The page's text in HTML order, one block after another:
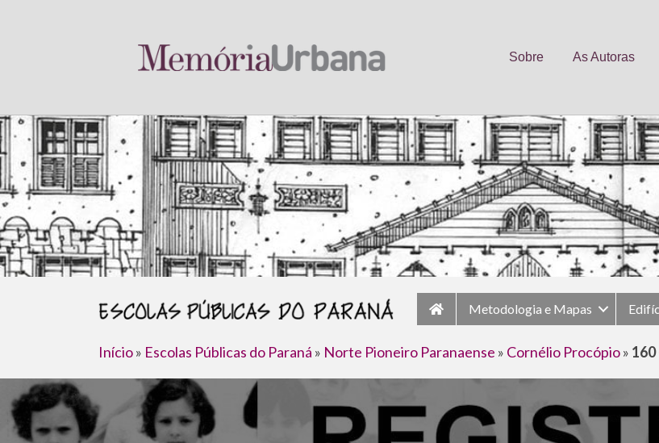
Sobre As Autoras
Metodologia e Mapas
Início» Escolas Públicas do Paraná » Norte Pioneiro Paranaense » Cornélio Procópio»